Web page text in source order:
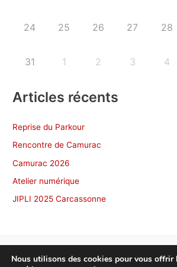
24 25 26 27 28
31 1 2 3 4
Articles récents
Reprise du Parkour
Rencontre de Camurac
Camurac 2026
Atelier numérique
JIPLI 2025 Carcassonne
Nous utilisons des cookies pour vous offrir